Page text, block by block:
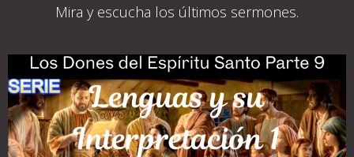
Mira y escucha los últimos sermones.